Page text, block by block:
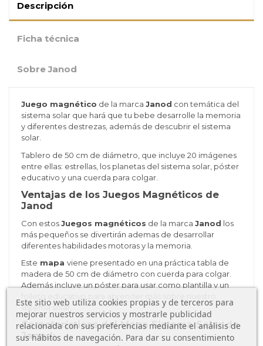
Descripción
Ficha técnica
Sobre Janod
Juego magnético de la marca Janod con temática del
sistema solar que hará que tu bebe desarrolle la memoria
y diferentes destrezas, además de descubrir el sistema
solar.
Tablero de 50 cm de diámetro, que incluye 20 imágenes
entre ellas: estrellas, los planetas del sistema solar, póster
educativo y una cuerda para colgar.
Ventajas de los Juegos Magnéticos de
Janod
Con estosJuegos magnéticos de la marca Janod los
más pequeños se divertirán ademas de desarrollar
diferentes habilidades motoras y la memoria.
Este mapa viene presentado en una práctica tabla de
madera de 50 cm de diámetro con cuerda para colgar.
Ademásincluye un póster para usar como plantilla yun
sistema solar.
Características del Mapa Sistema Solar de
Janod:
Este sitio web utiliza cookies propias y de terceros para
mejorar nuestros servicios y mostrarle publicidad
relacionada con sus preferencias mediante el análisis de
sus hábitos de navegación. Para dar su consentimiento